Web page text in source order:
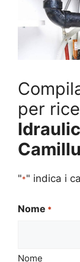
per
"*" indica i
Nome *
Nome